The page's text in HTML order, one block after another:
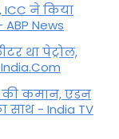
ICC ने किया
News
था पेट्रोल,
की कमान, एडन
साथ - India TV